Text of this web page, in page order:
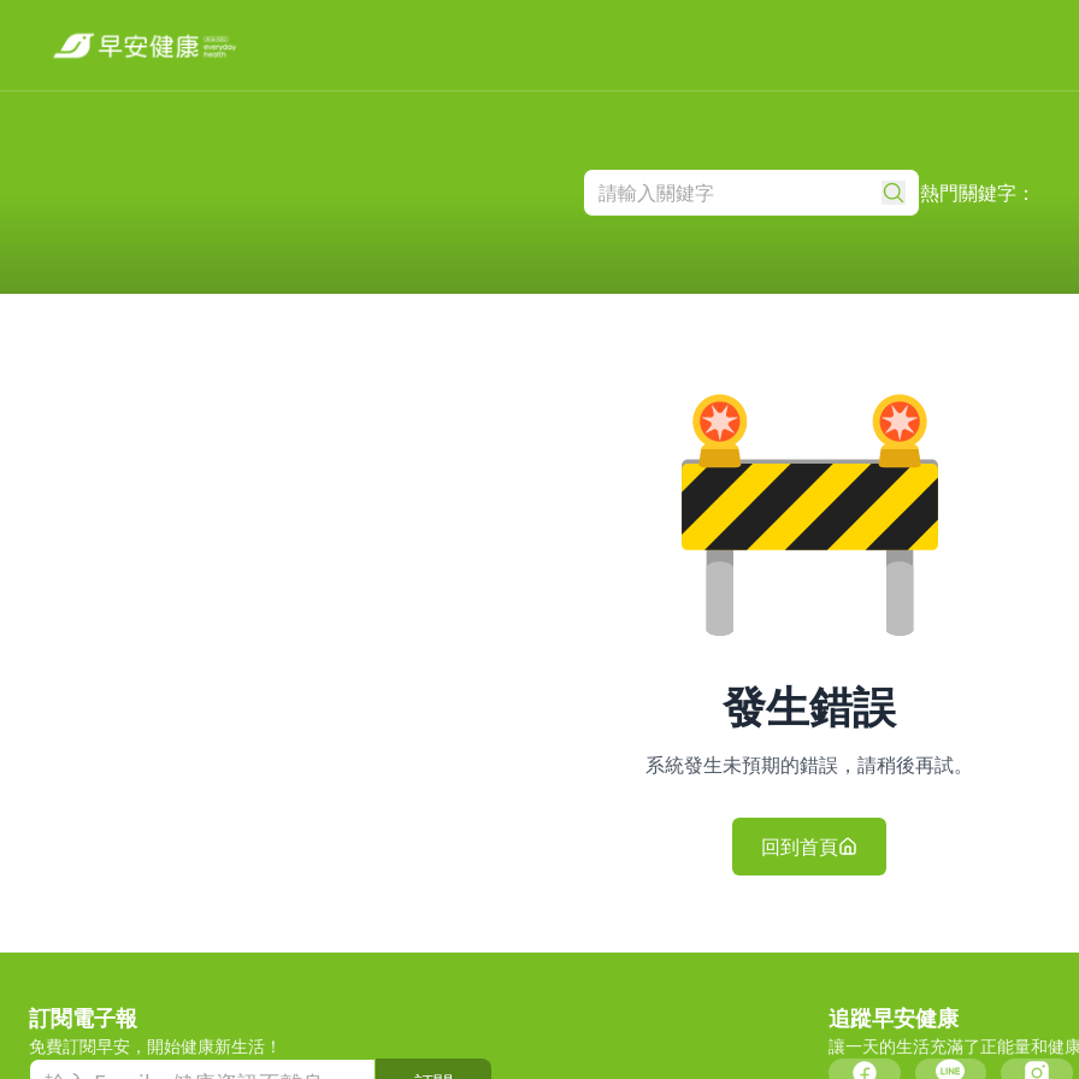
熱門關鍵字：
發生錯誤
系統發生未預期的錯誤，請稍後再試。
回到首頁
訂閱電子報
免費訂閱早安，開始健康新生活！
追蹤早安健康
讓一天的生活充滿了正能量和健